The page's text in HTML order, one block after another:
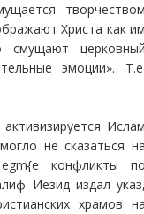
Христа как
смущают
эмоции».
не сказаться
конфликты
Иезид издал
храмов